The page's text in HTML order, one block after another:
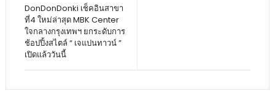
DonDonDonki เช็คอินสาขา
ที่4 ใหม่ล่าสุด MBK Center
ใจกลางกรุงเทพฯ ยกระดับการ
ช้อปปิ้งสไตล์ “ เจแปนทาวน์ ”
เปิดแล้ววันนี้